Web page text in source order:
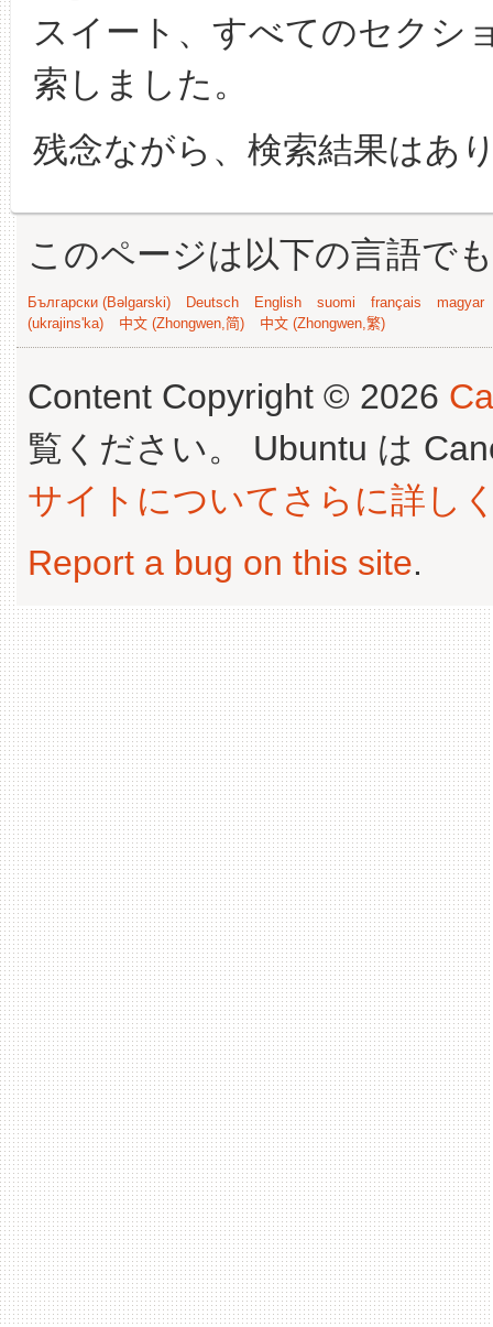
スイート、すべてのセクシ
索しました。
残念ながら、検索結果はあ
このページは以下の言語で
Български (Bəlgarski) Deutsch English suomi français
magyar
(ukrajins'ka)
中文 (Zhongwen,简) 中文 (Zhongwen,繁)
Content Copyright © 2026
覧ください。 Ubuntu は
サイトについてさらに詳し
Report a bug on this site.